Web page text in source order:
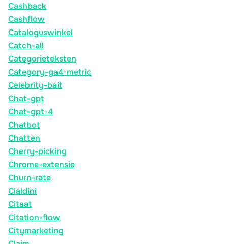
Cashback
Cashflow
Cataloguswinkel
Catch-all
Categorieteksten
Category-ga4-metric
Celebrity-bait
Chat-gpt
Chat-gpt-4
Chatbot
Chatten
Cherry-picking
Chrome-extensie
Churn-rate
Cialdini
Citaat
Citation-flow
Citymarketing